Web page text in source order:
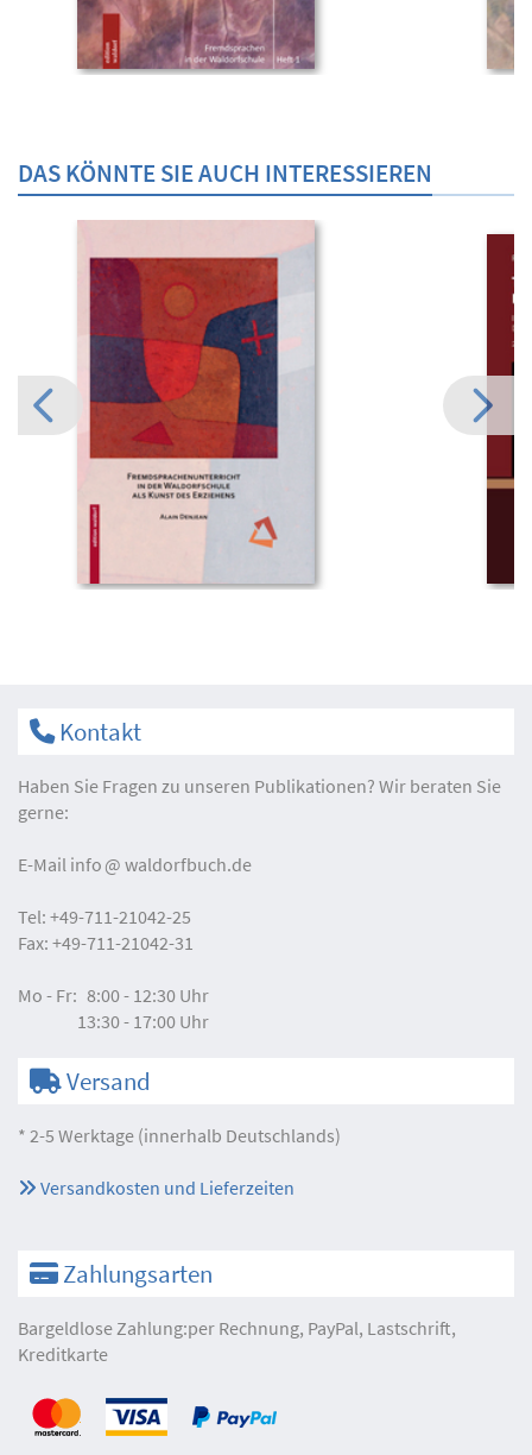
DAS KÖNNTE SIE AUCH INTERESSIEREN
Kontakt
Haben Sie Fragen zu unseren Publikationen? Wir beraten Sie
gerne:
E-Mail info waldorfbuch.de
Tel: +49-711-21042-25
Fax: +49-711-21042-31
Mo - Fr: 8:00 - 12:30 Uhr
13:30 - 17:00 Uhr
Versand
* 2-5 Werktage (innerhalb Deutschlands)
Versandkosten und Lieferzeiten
Zahlungsarten
Bargeldlose Zahlung:per Rechnung, PayPal, Lastschrift,
Kreditkarte